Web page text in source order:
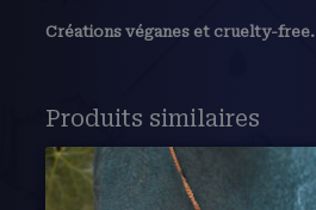
Créations véganes et cruelty-free.
Produits similaires